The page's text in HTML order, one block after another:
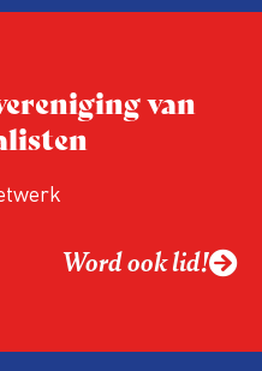
de ontvanger
nieuwe verzuiling?
omgaan met
macht?
van
Word ook lid!